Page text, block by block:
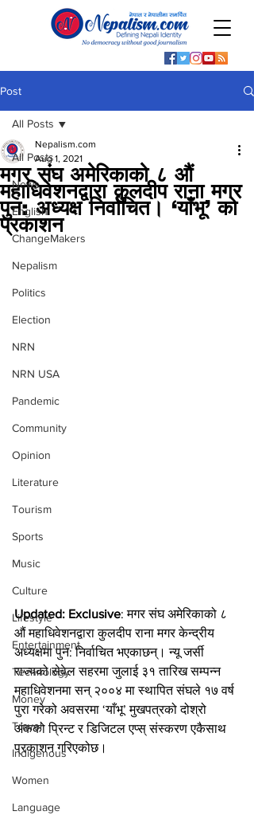
Post
All Posts
News
English
ChangeMakers
Nepalism
Politics
Election
NRN
NRN USA
Pandemic
Community
Opinion
Literature
Tourism
Sports
Music
Culture
Lifestyle
Entertainment
Technology
Money
Travel
Indigenous
Women
Language
All Posts
मगर संघ अमेरिकाको ८ औं
महाधिवेशनद्वारा कुलदीप राना मगर
पुन: अध्यक्ष निर्वाचित। ‘याँभू’ को
प्रकाशन
Nepalism.com
Aug 1, 2021
Updated: Exclusive: मगर संघ अमेरिकाको ८
औं महाधिवेशनद्वारा कुलदीप राना मगर केन्द्रीय
अध्यक्षमा पुन: निर्वाचित भएकाछन्। न्यू जर्सी
राज्यको सेवेल सहरमा जुलाई ३१ तारिख सम्पन्न
महाधिवेशनमा सन् २००४ मा स्थापित संघले १७ वर्ष
पुरा गरेको अवसरमा ‘याँभू’ मुखपत्रको दोश्रो
अंकको प्रिन्ट र डिजिटल एप्स् संस्करण एकैसाथ
प्रकाशन गरिएकोछ।